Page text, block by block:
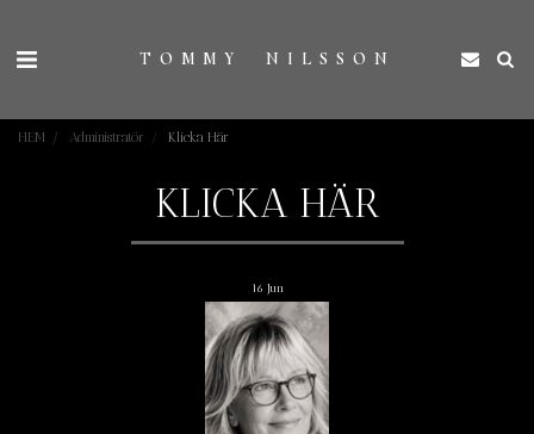
TOMMY NILSSON
HEM Administratör Klicka Här
KLICKA HÄR
16 Jun